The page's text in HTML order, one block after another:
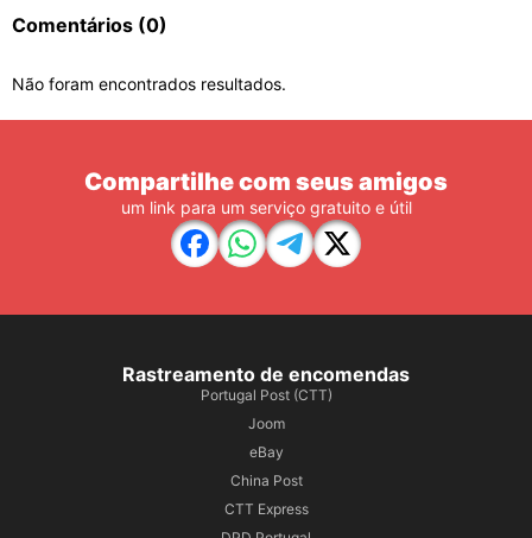
Comentários (0)
Não foram encontrados resultados.
Compartilhe com seus amigos
um link para um serviço gratuito e útil
Rastreamento de encomendas
Portugal Post (CTT)
Joom
eBay
China Post
CTT Express